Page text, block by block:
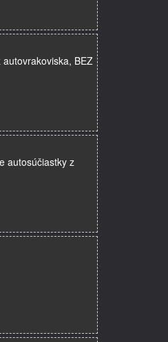
BEZ
autosúčiastky z